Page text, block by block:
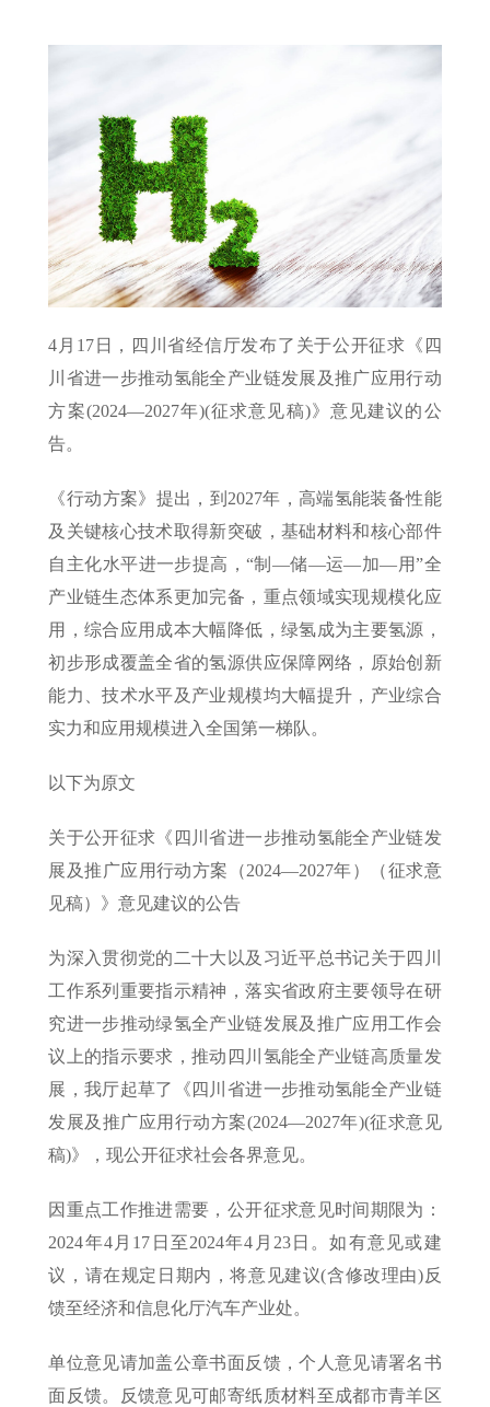
4月17日，四川省经信厅发布了关于公开征求《四
川省进一步推动氢能全产业链发展及推广应用行动
方案(2024—2027年)(征求意见稿)》意见建议的公
告。
《行动方案》提出，到2027年，高端氢能装备性能
及关键核心技术取得新突破，基础材料和核心部件
自主化水平进一步提高，“制—储—运—加—用”全
产业链生态体系更加完备，重点领域实现规模化应
用，综合应用成本大幅降低，绿氢成为主要氢源，
初步形成覆盖全省的氢源供应保障网络，原始创新
能力、技术水平及产业规模均大幅提升，产业综合
实力和应用规模进入全国第一梯队。
以下为原文
关于公开征求《四川省进一步推动氢能全产业链发
展及推广应用行动方案（2024—2027年）（征求意
见稿）》意见建议的公告
为深入贯彻党的二十大以及习近平总书记关于四川
工作系列重要指示精神，落实省政府主要领导在研
究进一步推动绿氢全产业链发展及推广应用工作会
议上的指示要求，推动四川氢能全产业链高质量发
展，我厅起草了《四川省进一步推动氢能全产业链
发展及推广应用行动方案(2024—2027年)(征求意见
稿)》，现公开征求社会各界意见。
因重点工作推进需要，公开征求意见时间期限为：
2024年4月17日至2024年4月23日。如有意见或建
议，请在规定日期内，将意见建议(含修改理由)反
馈至经济和信息化厅汽车产业处。
单位意见请加盖公章书面反馈，个人意见请署名书
面反馈。反馈意见可邮寄纸质材料至成都市青羊区